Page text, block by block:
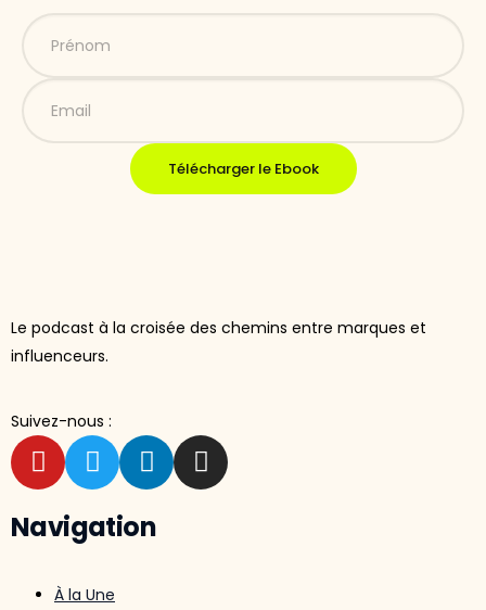
Télécharger le Ebook
Le podcast à la croisée des chemins entre marques et
influenceurs.
Suivez-nous :
Navigation
À la Une